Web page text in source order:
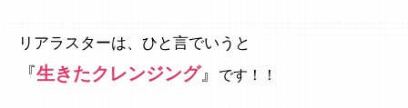
リアラスターは、ひと言でいうと
『生きたクレンジング』 です！！